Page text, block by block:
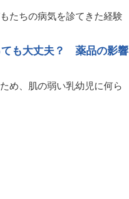
たちの病気を診てきた経験
ても大丈夫？ 薬品の影響
め、肌の弱い乳幼児に何ら